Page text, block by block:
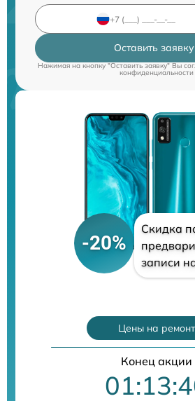
Оставить заявку
Нажимая на кнопку "Оставить заявку" Вы
конфиденциальности
-20%
Скидка
записи
Цены на ремонт
Конец акции